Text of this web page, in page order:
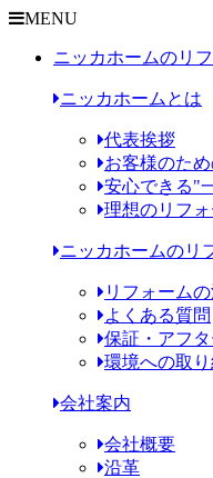
MENU
ニッカホームのリ
ニッカホームとは
代表挨拶
お客様のた
安心できる"
理想のリフ
ニッカホームのリ
リフォーム
よくある質問
保証・アフ
環境への取
会社案内
会社概要
沿革